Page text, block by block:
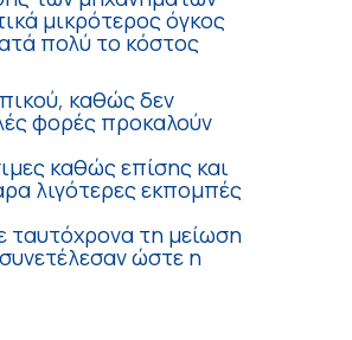
μικρότερος όγκος
πολύ το κόστος
καθώς δεν
φορές προκαλούν
καθώς επίσης και
λιγότερες εκπομπές
ταυτόχρονα τη μείωση
ώστε η